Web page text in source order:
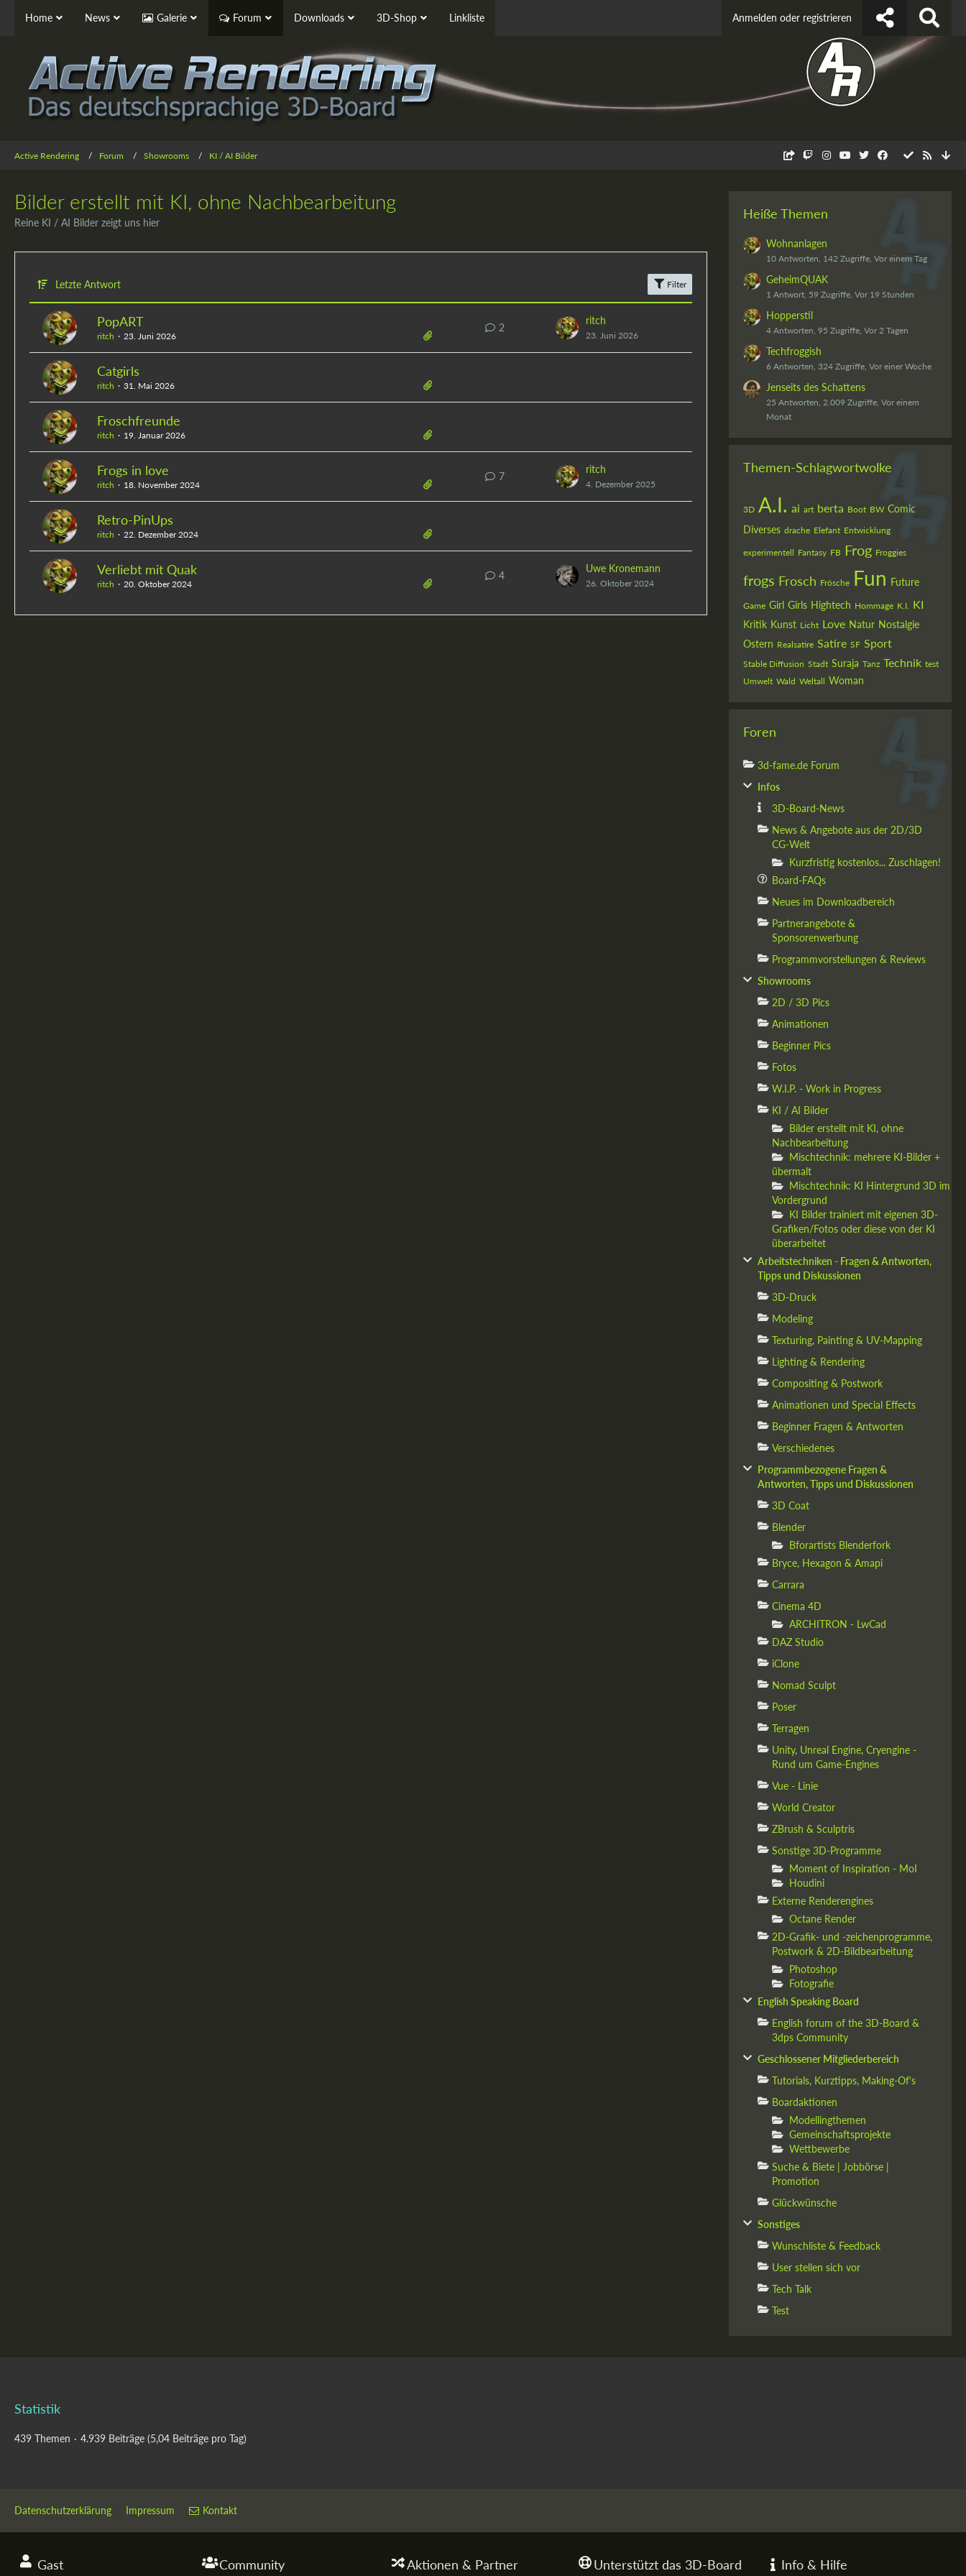
Home News Galerie Forum Downloads 3D-Shop Linkliste Anmelden oder registrieren
Active Rendering Forum Showrooms KI / AI Bilder
Bilder erstellt mit KI, ohne Nachbearbeitung
Reine KI / AI Bilder zeigt uns hier
Letzte Antwort Filter
PopART
ritch 23. Juni 2026
2
ritch
23. Juni 2026
Catgirls
ritch 31. Mai 2026
Froschfreunde
ritch 19. Januar 2026
Frogs in love
ritch 18. November 2024
7
ritch
4. Dezember 2025
Retro-PinUps
ritch 22. Dezember 2024
Verliebt mit Quak
ritch 20. Oktober 2024
4
Uwe Kronemann
26. Oktober 2024
Heiße Themen
Wohnanlagen
10 Antworten, 142 Zugriffe, Vor einem Tag
GeheimQUAK
1 Antwort, 59 Zugriffe, Vor 19 Stunden
Hopperstil
4 Antworten, 95 Zugriffe, Vor 2 Tagen
Techfroggish
6 Antworten, 324 Zugriffe, Vor einer Woche
Jenseits des Schattens
25 Antworten, 2.009 Zugriffe, Vor einem
Monat
Themen-Schlagwortwolke
3D A.I. ai art berta Boot BW Comic
Diverses drache Elefant Entwicklung
experimentell Fantasy FB Frog Froggies
frogs Frosch Frösche Fun Future
Game Girl Girls Hightech Hommage K.I. KI
Kritik Kunst Licht Love Natur Nostalgie
Ostern Realsatire Satire SF Sport
Stable Diffusion Stadt Suraja Tanz Technik test
Umwelt Wald Weltall Woman
Foren
3d-fame.de Forum
Infos
3D-Board-News
News & Angebote aus der 2D/3D
CG-Welt
Kurzfristig kostenlos... Zuschlagen!
Board-FAQs
Neues im Downloadbereich
Partnerangebote &
Sponsorenwerbung
Programmvorstellungen & Reviews
Showrooms
2D / 3D Pics
Animationen
Beginner Pics
Fotos
W.I.P. - Work in Progress
KI / AI Bilder
Bilder erstellt mit KI, ohne
Nachbearbeitung
Mischtechnik: mehrere KI-Bilder +
übermalt
Mischtechnik: KI Hintergrund 3D im
Vordergrund
KI Bilder trainiert mit eigenen 3D-
Grafiken/Fotos oder diese von der KI
überarbeitet
Arbeitstechniken - Fragen & Antworten,
Tipps und Diskussionen
3D-Druck
Modeling
Texturing, Painting & UV-Mapping
Lighting & Rendering
Compositing & Postwork
Animationen und Special Effects
Beginner Fragen & Antworten
Verschiedenes
Programmbezogene Fragen &
Antworten, Tipps und Diskussionen
3D Coat
Blender
Bforartists Blenderfork
Bryce, Hexagon & Amapi
Carrara
Cinema 4D
ARCHITRON - LwCad
DAZ Studio
iClone
Nomad Sculpt
Poser
Terragen
Unity, Unreal Engine, Cryengine -
Rund um Game-Engines
Vue - Linie
World Creator
ZBrush & Sculptris
Sonstige 3D-Programme
Moment of Inspiration - MoI
Houdini
Externe Renderengines
Octane Render
2D-Grafik- und -zeichenprogramme,
Postwork & 2D-Bildbearbeitung
Photoshop
Fotografie
English Speaking Board
English forum of the 3D-Board &
3dps Community
Geschlossener Mitgliederbereich
Tutorials, Kurztipps, Making-Of's
Boardaktionen
Modellingthemen
Gemeinschaftsprojekte
Wettbewerbe
Suche & Biete | Jobbörse |
Promotion
Glückwünsche
Sonstiges
Wunschliste & Feedback
User stellen sich vor
Tech Talk
Test
Statistik
439 Themen 4.939 Beiträge (5,04 Beiträge pro Tag)
Datenschutzerklärung Impressum Kontakt
Gast Community Aktionen & Partner Unterstützt das 3D-Board Info & Hilfe